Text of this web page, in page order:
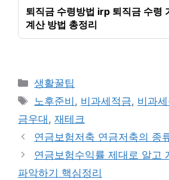
퇴직금 수령방법 irp 퇴직금 수령
계산 방법 총정리
카
테
리
생활꿀팁
태
그
노후준비 , 비과세적금, 비과
금우대 , 재테크
연금보험저축 연금저축의 종
연금보험수익률 제대로 알고
파악하기 핵심정리